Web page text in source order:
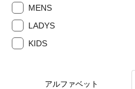
MENS
LADYS
KIDS
アルファベット